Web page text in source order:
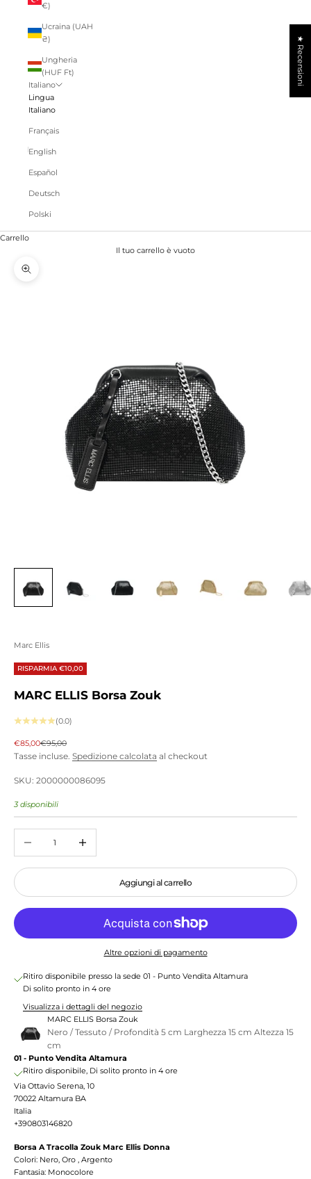
€)
Ucraina (UAH
₴)
Ungheria
(HUF Ft)
Italiano
Lingua
Italiano
Français
English
Español
Deutsch
Polski
Carrello
Il tuo carrello è vuoto
Ingrandisci immagine
Marc Ellis
RISPARMIA €10,00
MARC ELLIS Borsa Zouk
(0.0)
Prezzo scontato
€85,00Prezzo
€95,00
Tasse incluse. Spedizione calcolata al checkout
SKU: 2000000086095
3 disponibili
Aggiungi al carrello
Altre opzioni di pagamento
Ritiro disponibile presso la sede 01 - Punto Vendita Altamura
Di solito pronto in 4 ore
Visualizza i dettagli del negozio
MARC ELLIS Borsa Zouk
Nero / Tessuto / Profondità 5 cm Larghezza 15 cm Altezza 15
cm
01 - Punto Vendita Altamura
Ritiro disponibile, Di solito pronto in 4 ore
Via Ottavio Serena, 10
70022 Altamura BA
Italia
+390803146820
Borsa A Tracolla Zouk Marc Ellis Donna
Colori: Nero, Oro , Argento
Fantasia: Monocolore
★ Recensioni